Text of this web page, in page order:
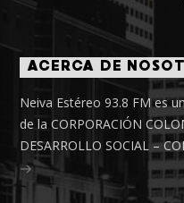
ACERCA DE
Neiva Estéreo 93.8 FM es
de la CORPORACIÓN
DESARROLLO SOCIAL –